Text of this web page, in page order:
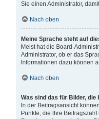
Sie einen Administrator,
Nach oben
Meine Sprache steht auf
Meist hat die Board-
Administrator, ob er das
Informationen dazu können
Nach oben
Was sind das für Bilder, die
In der Beitragsansicht
Punkte, die Ihre